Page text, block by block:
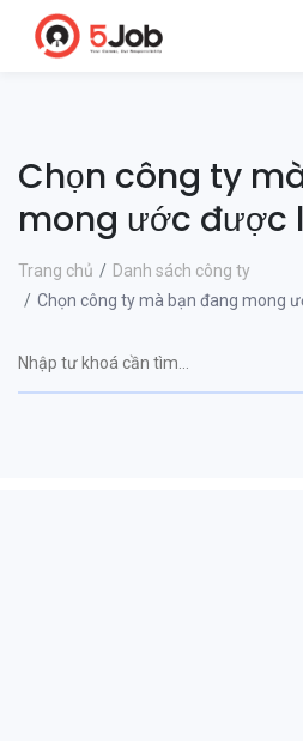
Chọn công ty
mong ước được
Trang chủ
Danh sách công ty
Chọn công ty mà bạn đang mong